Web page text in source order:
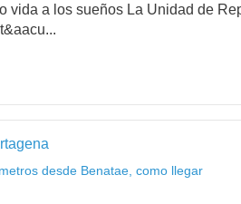
vida a los sueños La Unidad de
desde Benatae, como llegar